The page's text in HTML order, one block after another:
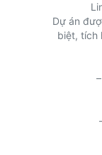
Dự án
biệt, tích